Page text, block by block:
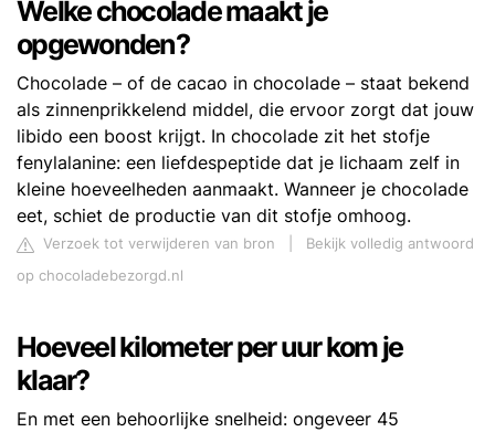
Welke chocolade maakt je
opgewonden?
Chocolade – of de cacao in chocolade – staat bekend
als zinnenprikkelend middel, die ervoor zorgt dat jouw
libido een boost krijgt. In chocolade zit het stofje
fenylalanine: een liefdespeptide dat je lichaam zelf in
kleine hoeveelheden aanmaakt. Wanneer je chocolade
eet, schiet de productie van dit stofje omhoog.
Verzoek tot verwijderen van bron
Bekijk volledig antwoord
op chocoladebezorgd.nl
Hoeveel kilometer per uur kom je
klaar?
En met een behoorlijke snelheid: ongeveer 45